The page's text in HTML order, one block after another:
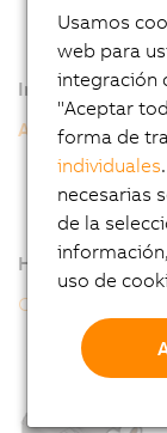
Información
ACOPOSmotor
8D1 - Datos
8D1 - Clave
Herramientas
Configurador CAD
Usamos
web para
integración
"Aceptar
forma de
individuales
necesarias
de la
uso de